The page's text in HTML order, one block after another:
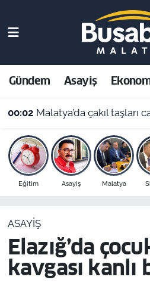
Gündem Asayiş
00:02 Malatya’da çakıl taşları can aldı: İş
Eğitim Asayiş Malatya
ASAYIŞ
Elazığ’da
kavgası kanlı
Asayiş
Ekonomi
Dünya
Bölge
Resmi İlanlar
Malatya Nöbetçi
Malatya Hava Durumu
Malatya Namaz Vakitleri
Malatya Trafik Yoğunluk
Süper Lig Puan
Son Dakika Haberleri
Haber Arşivi